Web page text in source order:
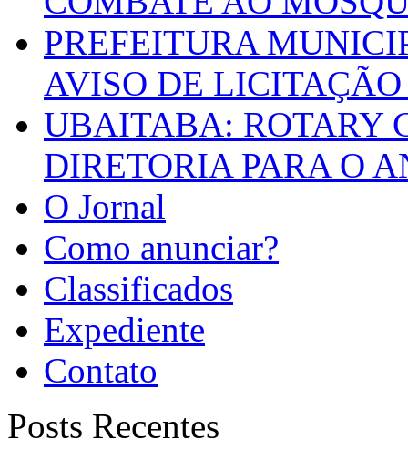
PREFEITURA
AVISO DE LICITAÇÃO
UBAITABA: ROTARY
DIRETORIA PARA O
O Jornal
Como anunciar?
Classificados
Expediente
Contato
Posts Recentes